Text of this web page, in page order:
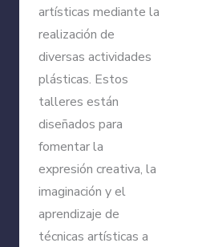
artísticas mediante la
realización de
diversas actividades
plásticas. Estos
talleres están
diseñados para
fomentar la
expresión creativa, la
imaginación y el
aprendizaje de
técnicas artísticas a